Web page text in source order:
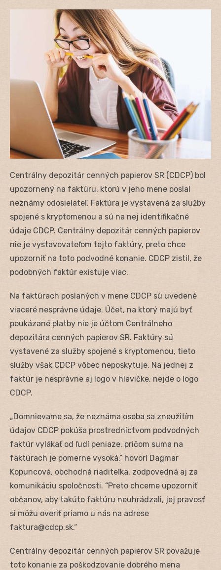
Centrálny depozitár cenných papierov SR (CDCP) bol
upozornený na faktúru, ktorú v jeho mene poslal
neznámy odosielateľ. Faktúra je vystavená za služby
spojené s kryptomenou a sú na nej identifikačné
údaje CDCP. Centrálny depozitár cenných papierov
nie je vystavovateľom tejto faktúry, preto chce
upozorniť na toto podvodné konanie. CDCP zistil, že
podobných faktúr existuje viac.
Na faktúrach poslaných v mene CDCP sú uvedené
viaceré nesprávne údaje. Účet, na ktorý majú byť
poukázané platby nie je účtom Centrálneho
depozitára cenných papierov SR. Faktúry sú
vystavené za služby spojené s kryptomenou, tieto
služby však CDCP vôbec neposkytuje. Na jednej z
faktúr je nesprávne aj logo v hlavičke, nejde o logo
CDCP.
„Domnievame sa, že neznáma osoba sa zneužitím
údajov CDCP pokúša prostredníctvom podvodných
faktúr vylákať od ľudí peniaze, pričom suma na
faktúrach je pomerne vysoká,“ hovorí Dagmar
Kopuncová, obchodná riaditeľka, zodpovedná aj za
komunikáciu spoločnosti. “Preto chceme upozorniť
občanov, aby takúto faktúru neuhrádzali, jej pravosť
si môžu overiť priamo u nás na adrese
faktura@cdcp.sk.“
Centrálny depozitár cenných papierov SR považuje
toto konanie za poškodzovanie dobrého mena